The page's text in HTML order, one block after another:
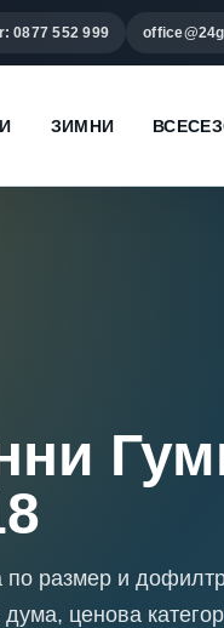
0877 552 999
ЗИМНИ
по размер и
ценова